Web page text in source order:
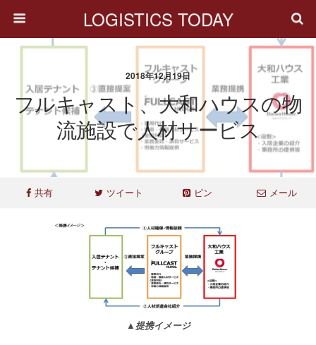
LOGISTICS TODAY
2018年12月19日
フルキャスト、大和ハウスの物
流施設で人材サービス
共有 ツイート ピン メール
▲提携イメージ